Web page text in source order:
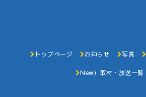
トップページ お知らせ 写真
New）取材・放送一覧